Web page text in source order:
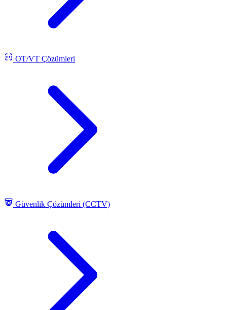
OT/VT Çözümleri
Güvenlik Çözümleri (CCTV)